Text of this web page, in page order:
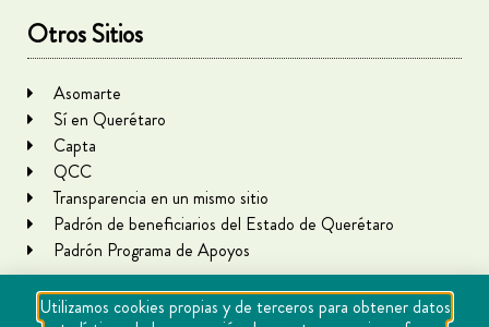
Otros Sitios
Asomarte
Sí en Querétaro
Capta
QCC
Transparencia en un mismo sitio
Padrón de beneficiarios del Estado de Querétaro
Padrón Programa de Apoyos
Utilizamos cookies propias y de terceros para obtener datos